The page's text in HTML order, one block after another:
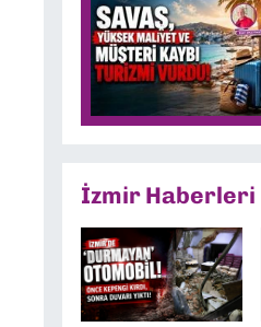
İzmir Haberleri